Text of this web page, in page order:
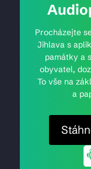
Procházejte
Jihlava s
památky a
obyvatel,
To vše na
a